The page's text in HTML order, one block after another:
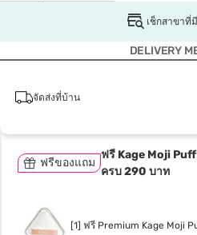
เช็กสาขาที่
DELIVERY
จัดส่งที่บ้าน
ฟรีของแถม
ฟรี Kage Moji
ครบ 290 บาท
[1] ฟรี Premium Kage Moji